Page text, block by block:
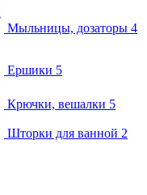
Мыльницы, дозаторы 4
Ершики 5
Крючки, вешалки 5
Шторки для ванной 2